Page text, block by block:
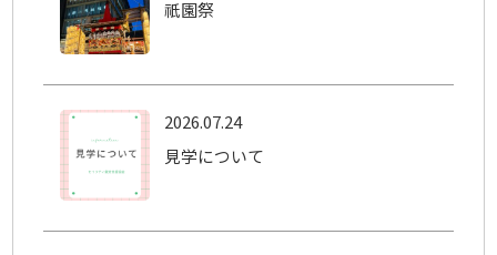
祇園祭
2026.07.24
見学について